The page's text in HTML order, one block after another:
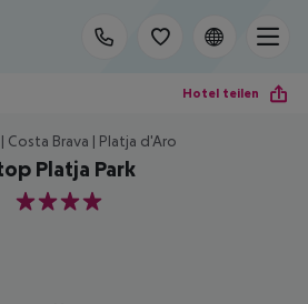
Hotel teilen
Costa Brava | Platja d'Aro
Platja Park
4